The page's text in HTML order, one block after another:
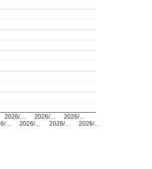
…
2026/…
2026/…
2026/…
2026/…
2026/…
2026/…